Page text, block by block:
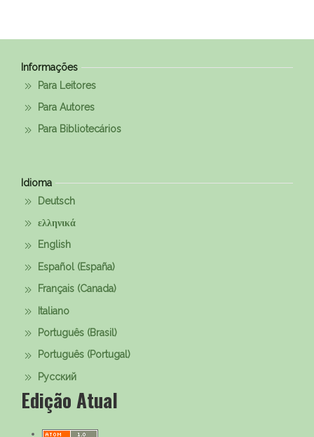
Informações
Para Leitores
Para Autores
Para Bibliotecários
Idioma
Deutsch
ελληνικά
English
Español (España)
Français (Canada)
Italiano
Português (Brasil)
Português (Portugal)
Русский
Edição Atual